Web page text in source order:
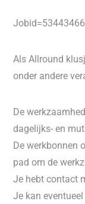
Als Allround
onder andere
De
dagelijks- en
De werkbonnen
pad om de
Je hebt contact
Je kan